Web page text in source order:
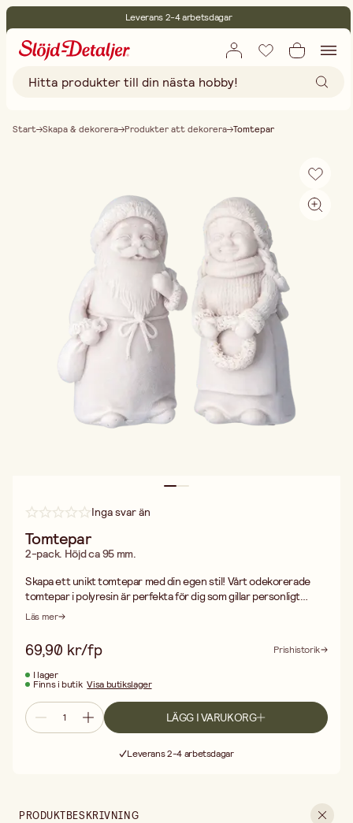
Leverans 2-4 arbetsdagar
Fri frakt vid köp över 499:-
Start Skapa & dekorera Produkter att dekorera Tomtepar
Inga svar än
Tomtepar
2-pack. Höjd ca 95 mm.
Skapa ett unikt tomtepar med din egen stil! Vårt odekorerade
tomtepar i polyresin är perfekta för dig som gillar personligt
pyssel. Med färg, glitter och fantasi kan du ge varje tomte sin
uppskattad gåva. Tomteparet är detaljerat, hållbart och passar
både stora och små kreatörer. Vill du inte dekorera dem? De är
lika fina som de är! Höjd: 95 mm. Säljs i set med 2 tomtar.
Läs mer
69,90 kr/fp
Prishistorik
I lager
Finns i butik Visa butikslager
LÄGG I VARUKORG
Leverans 2-4 arbetsdagar
PRODUKTBESKRIVNING